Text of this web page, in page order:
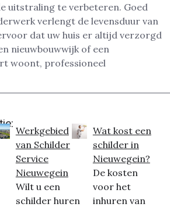
uitstraling te verbeteren. Goed
verlengt de levensduur van
dat uw huis er altijd verzorgd
nieuwbouwwijk of een
woont, professioneel
Werkgebied
van Schilder
Service
Nieuwegein
Wilt u een
schilder huren
Wat kost een
schilder in
Nieuwegein?
De kosten
voor het
inhuren van